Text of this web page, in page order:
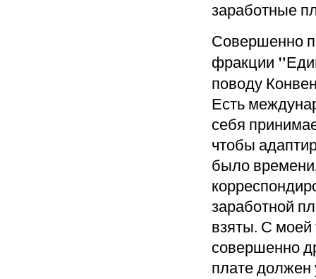
заработные
Совершенно
фракции "
поводу
Есть
себя
чтобы
было
заработной
взяты. С моей
совершенно
плате должен